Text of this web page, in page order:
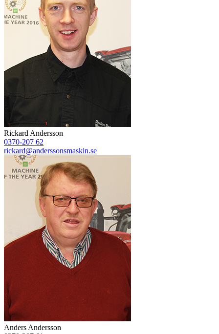
Rickard Andersson
0370-207 62
rickard@anderssonsmaskin.se
Anders Andersson